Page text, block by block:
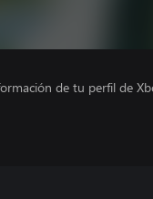
de tu perfil de